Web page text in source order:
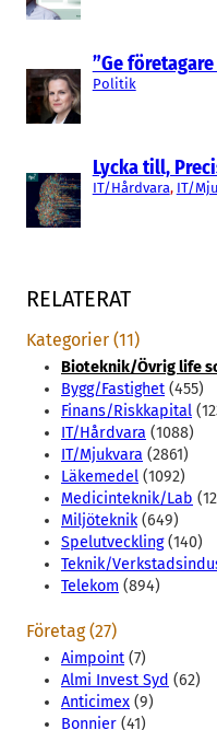
”Ge
Politik
Lycka till,
IT/Hårdvara, IT/
RELATERAT
Kategorier (11)
Bioteknik/Övrig life
Bygg/Fastighet (455)
Finans/Riskkapital
IT/Hårdvara (1088)
IT/Mjukvara (2861)
Läkemedel (1092)
Medicinteknik/Lab
Miljöteknik(649)
Spelutveckling(140)
Teknik/
Telekom (894)
Företag (27)
Aimpoint (7)
Almi Invest Syd (62)
Anticimex (9)
Bonnier (41)